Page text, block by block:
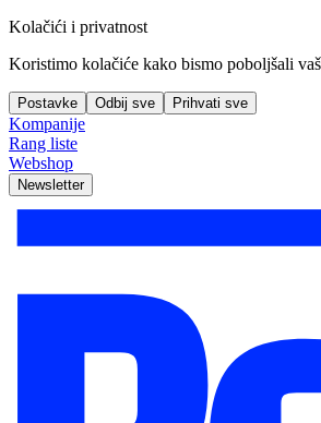
Kolačići i privatnost
Koristimo kolačiće kako bismo poboljšali
Postavke Odbij sve Prihvati sve
Kompanije
Rang liste
Webshop
Newsletter